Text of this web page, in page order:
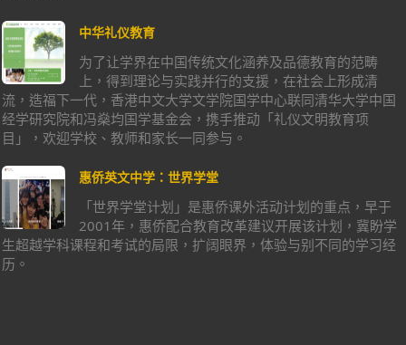
中华礼仪教育
为了让学界在中国传统文化涵养及品德教育的范畴
上，得到理论与实践并行的支援，在社会上形成清
流，造福下一代，香港中文大学文学院国学中心联同清华大学中国
经学研究院和冯燊均国学基金会，携手推动「礼仪文明教育项
目」，欢迎学校、教师和家长一同参与。
惠侨英文中学：世界学堂
「世界学堂计划」是惠侨课外活动计划的重点，早于
2001年，惠侨配合教育改革建议开展该计划，冀盼学
生超越学科课程和考试的局限，扩阔眼界，体验与别不同的学习经
历。